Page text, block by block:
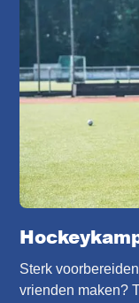
Sterk
vrienden maken?